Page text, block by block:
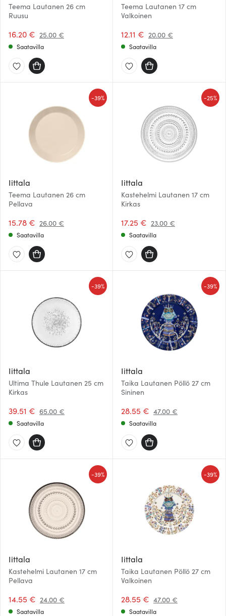
Teema Lautanen 26 cm
Ruusu
16.20 € 25.00 €
Saatavilla
Teema Lautanen 17 cm
Valkoinen
12.11 € 20.00 €
Saatavilla
Iittala
Teema Lautanen 26 cm
Pellava
15.78 € 26.00 €
-39%
Saatavilla
Iittala
Kastehelmi Lautanen 17 cm
Kirkas
17.25 € 23.00 €
-25%
Saatavilla
Iittala
Ultima Thule Lautanen 25 cm
Kirkas
39.51 € 65.00 €
-39%
Saatavilla
Iittala
Taika Lautanen Pöllö 27 cm
Sininen
28.55 € 47.00 €
-39%
Saatavilla
Iittala
Kastehelmi Lautanen 17 cm
Pellava
14.55 € 24.00 €
-39%
Saatavilla
Iittala
Taika Lautanen Pöllö 27 cm
Valkoinen
28.55 € 47.00 €
-39%
Saatavilla